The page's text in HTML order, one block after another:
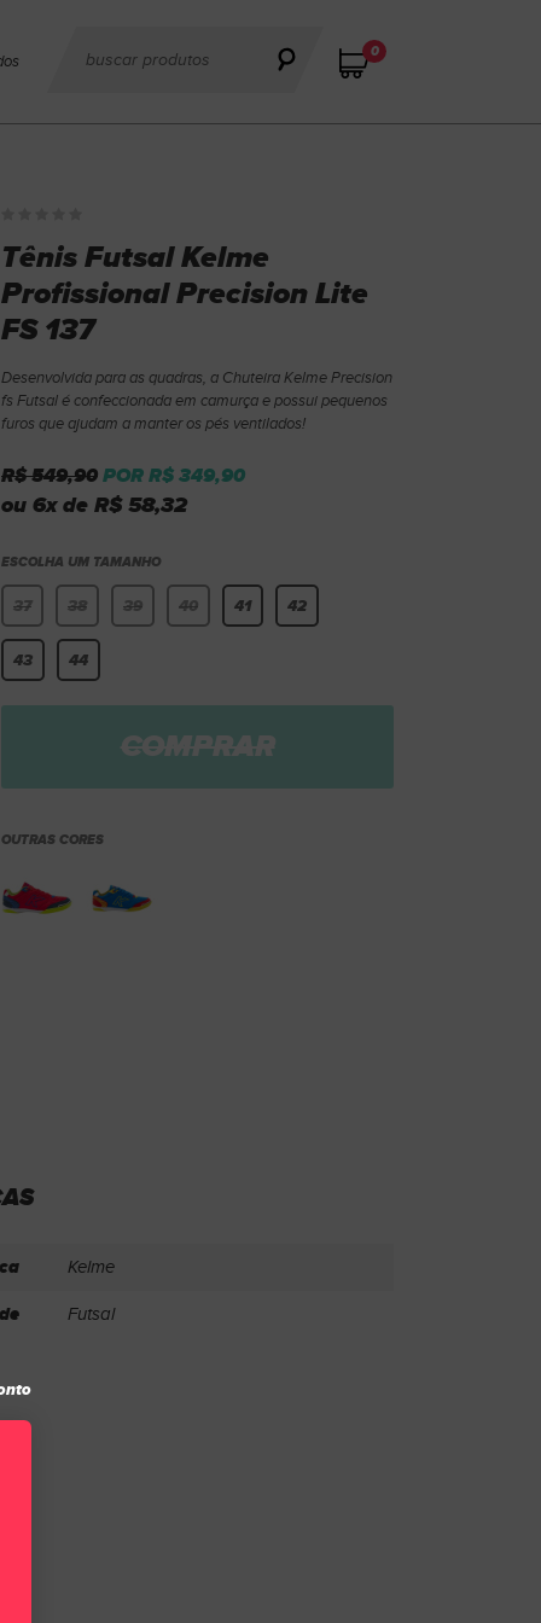
0
Tênis Futsal Kelme
Profissional Precision Lite
FS 137
Desenvolvida para as quadras, a Chuteira Kelme Precision
fs Futsal é confeccionada em camurça e possui pequenos
furos que ajudam a manter os pés ventilados!
R$ 549,90 POR R$ 349,90
ou 6x de R$ 58,32
ESCOLHA UM TAMANHO
37 38 39 40 41 42
43 44
COMPRAR
OUTRAS CORES
Kelme
Futsal